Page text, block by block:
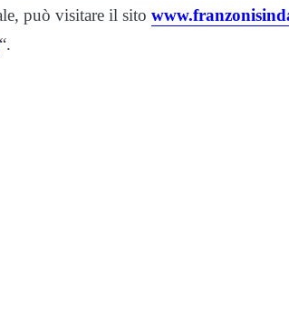
può visitare il sito
“.